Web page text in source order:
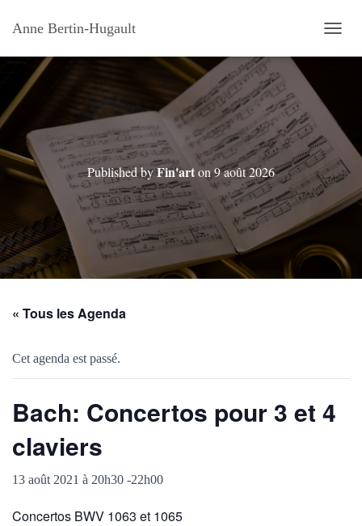
Anne Bertin-Hugault
Published byFin'arton9 août 2026
« Tous les Agenda
Cet agenda est passé.
Bach: Concertos pour 3 et 4
claviers
13 août 2021 à 20h30 -22h00
Concertos BWV 1063 et 1065